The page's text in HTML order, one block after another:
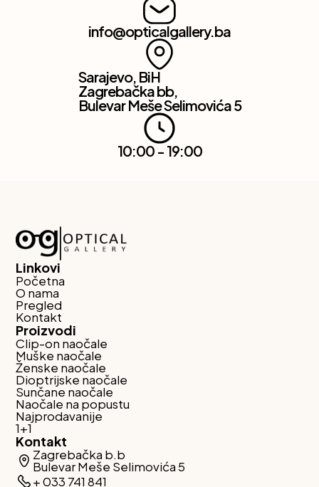
info@opticalgallery.ba
Sarajevo, BiH
Zagrebačka bb,
Bulevar Meše Selimovića 5
10:00 - 19:00
Linkovi
Početna
O nama
Pregled
Kontakt
Proizvodi
Clip-on naočale
Muške naočale
Ženske naočale
Dioptrijske naočale
Sunčane naočale
Naočale na popustu
Najprodavanije
1+1
Kontakt
Zagrebačka b.b
Bulevar Meše Selimovića 5
+ 033 741 841